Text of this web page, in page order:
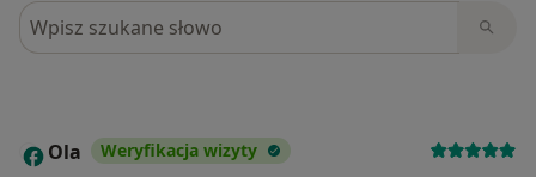
Szukaj w opiniach
O Ola Weryfikacja wizyty